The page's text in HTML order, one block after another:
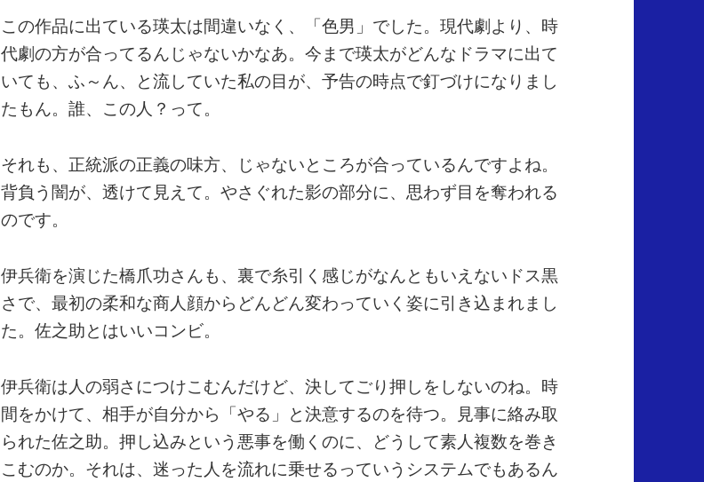
この作品に出ている瑛太は間違いなく、「色男」でした。現代劇より、時
代劇の方が合ってるんじゃないかなあ。今まで瑛太がどんなドラマに出て
いても、ふ～ん、と流していた私の目が、予告の時点で釘づけになりまし
たもん。誰、この人？って。
それも、正統派の正義の味方、じゃないところが合っているんですよね。
背負う闇が、透けて見えて。やさぐれた影の部分に、思わず目を奪われる
のです。
伊兵衛を演じた橋爪功さんも、裏で糸引く感じがなんともいえないドス黒
さで、最初の柔和な商人顔からどんどん変わっていく姿に引き込まれまし
た。佐之助とはいいコンビ。
伊兵衛は人の弱さにつけこむんだけど、決してごり押しをしないのね。時
間をかけて、相手が自分から「やる」と決意するのを待つ。見事に絡み取
られた佐之助。押し込みという悪事を働くのに、どうして素人複数を巻き
こむのか。それは、迷った人を流れに乗せるっていうシステムでもあるん